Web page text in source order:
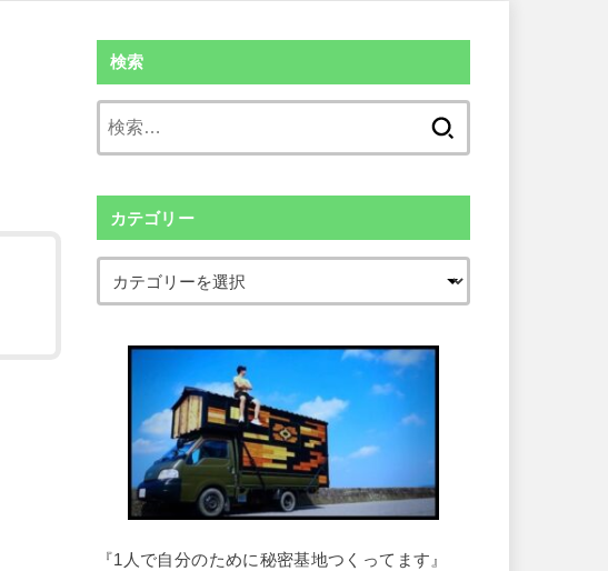
検索
カテゴリー
『1人で自分のために秘密基地つくってます』